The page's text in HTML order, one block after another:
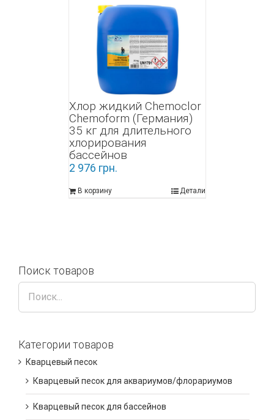
Хлор жидкий Chemoclor
Chemoform (Германия)
35 кг для длительного
хлорирования
бассейнов
2 976 грн.
В корзину Детали
Поиск товаров
Категории товаров
Кварцевый песок
Кварцевый песок для аквариумов/флорариумов
Кварцевый песок для бассейнов